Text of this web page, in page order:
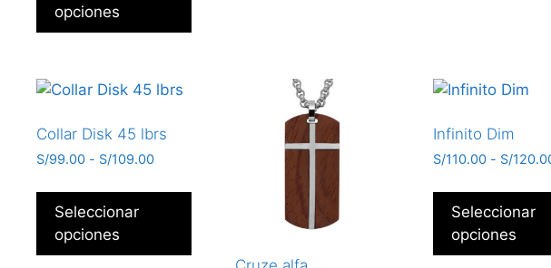
opciones
Collar Disk 45 lbrs
S/99.00 - S/109.00
Seleccionar
opciones
Infinito Dim
S/110.00 - S/
Seleccionar
opciones